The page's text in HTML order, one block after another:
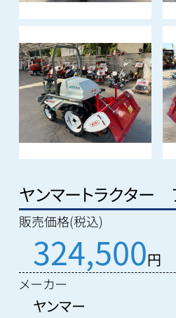
ヤンマートラクタ
販売価格(税込)
324,500円
メーカー
ヤンマー